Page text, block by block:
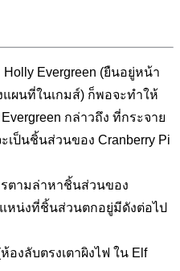
Evergreen (ยืนอยู่หน้า
แผนที่ในเกมส์) ก็พอจะทำให้
กล่าวถึง ที่กระจาย
เป็นชิ้นส่วนของ Cranberry Pi
ตามล่าหาชิ้นส่วนของ
หน่งที่ชิ้นส่วนตกอยู่มีดังต่อไป
องลับตรงเตาผิงไฟ ใน Elf